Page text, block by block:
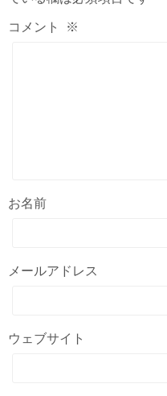
コメント ※
お名前
メールアドレス
ウェブサイト